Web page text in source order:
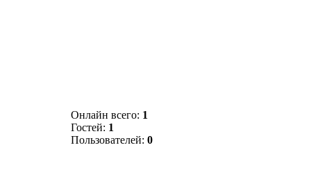
Онлайн всего: 1
Гостей: 1
Пользователей: 0